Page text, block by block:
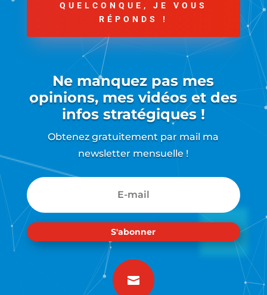
QUELCONQUE, JE VOUS
RÉPONDS !
Ne manquez pas mes
opinions, mes vidéos et des
infos stratégiques !
Obtenez gratuitement par mail ma
newsletter mensuelle !
S'abonner
